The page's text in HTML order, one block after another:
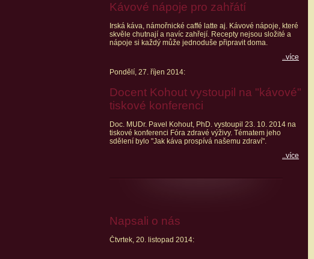
Kávové nápoje pro zahřátí
Irská káva, námořnické caffé latte aj. Kávové nápoje, které
skvěle chutnají a navíc zahřejí. Recepty nejsou složité a
nápoje si každý může jednoduše připravit doma.
..více
Pondělí, 27. říjen 2014:
Docent Kohout vystoupil na "kávové"
tiskové konferenci
Doc. MUDr. Pavel Kohout, PhD. vystoupil 23. 10. 2014 na
tiskové konferenci Fóra zdravé výživy. Tématem jeho
sdělení bylo "Jak káva prospívá našemu zdraví".
..více
Napsali o nás
Čtvrtek, 20. listopad 2014: